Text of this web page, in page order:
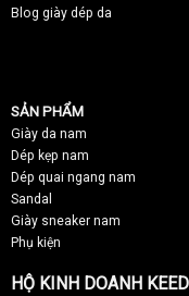
Blog giày dép da
SẢN PHẨM
Giày da nam
Dép kẹp nam
Dép quai ngang nam
Sandal
Giày sneaker nam
Phụ kiện
HỘ KINH DOANH